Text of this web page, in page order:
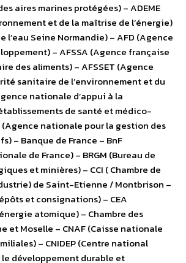
aires marines protégées) – ADEME
et de la maîtrise de l’énergie)
l’eau Seine Normandie) – AFD (Agence
– AFSSA (Agence française
des aliments) – AFSSET (Agence
sanitaire de l’environnement et du
nationale d’appui à la
de santé et médico-
(Agence nationale pour la gestion des
– Banque de France – BnF
de France) – BRGM (Bureau de
et minières) – CCI ( Chambre de
de Saint-Etienne / Montbrison –
et consignations) – CEA
atomique) – Chambre des
et Moselle – CNAF (Caisse nationale
– CNIDEP (Centre national
développement durable et